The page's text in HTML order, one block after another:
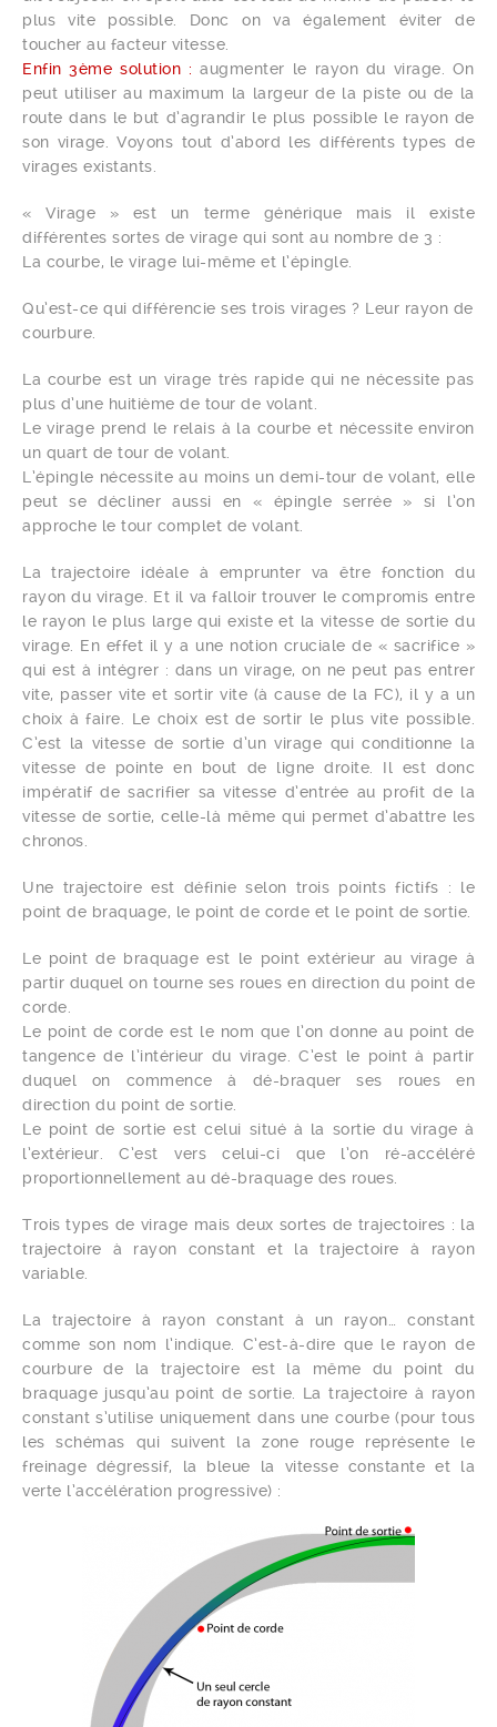
plus vite possible. Donc on va également éviter de
toucher au facteur vitesse.
Enfin 3ème solution : augmenter le rayon du virage. On
peut utiliser au maximum la largeur de la piste ou de la
route dans le but d’agrandir le plus possible le rayon de
son virage. Voyons tout d’abord les différents types de
virages existants.
« Virage » est un terme générique mais il existe
différentes sortes de virage qui sont au nombre de 3 :
La courbe, le virage lui-même et l’épingle.
Qu’est-ce qui différencie ses trois virages ? Leur rayon de
courbure.
La courbe est un virage très rapide qui ne nécessite pas
plus d’une huitième de tour de volant.
Le virage prend le relais à la courbe et nécessite environ
un quart de tour de volant.
L’épingle nécessite au moins un demi-tour de volant, elle
peut se décliner aussi en « épingle serrée » si l’on
approche le tour complet de volant.
La trajectoire idéale à emprunter va être fonction du
rayon du virage. Et il va falloir trouver le compromis entre
le rayon le plus large qui existe et la vitesse de sortie du
virage. En effet il y a une notion cruciale de « sacrifice »
qui est à intégrer : dans un virage, on ne peut pas entrer
vite, passer vite et sortir vite (à cause de la FC), il y a un
choix à faire. Le choix est de sortir le plus vite possible.
C’est la vitesse de sortie d’un virage qui conditionne la
vitesse de pointe en bout de ligne droite. Il est donc
impératif de sacrifier sa vitesse d’entrée au profit de la
vitesse de sortie, celle-là même qui permet d’abattre les
chronos.
Une trajectoire est définie selon trois points fictifs : le
point de braquage, le point de corde et le point de sortie.
Le point de braquage est le point extérieur au virage à
partir duquel on tourne ses roues en direction du point de
corde.
Le point de corde est le nom que l’on donne au point de
tangence de l’intérieur du virage. C’est le point à partir
duquel on commence à dé-braquer ses roues en
direction du point de sortie.
Le point de sortie est celui situé à la sortie du virage à
l’extérieur. C’est vers celui-ci que l’on ré-accéléré
proportionnellement au dé-braquage des roues.
Trois types de virage mais deux sortes de trajectoires : la
trajectoire à rayon constant et la trajectoire à rayon
variable.
La trajectoire à rayon constant à un rayon… constant
comme son nom l’indique. C’est-à-dire que le rayon de
courbure de la trajectoire est la même du point du
braquage jusqu’au point de sortie. La trajectoire à rayon
constant s’utilise uniquement dans une courbe (pour tous
les schémas qui suivent la zone rouge représente le
freinage dégressif, la bleue la vitesse constante et la
verte l’accélération progressive) :